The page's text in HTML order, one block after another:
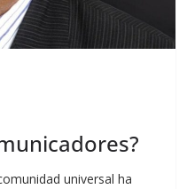
universal ha